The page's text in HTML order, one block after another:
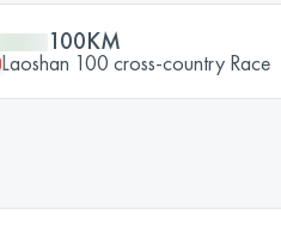
100KM
Laoshan 100 cross-country Race